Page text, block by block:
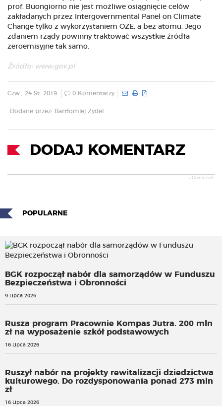
prof. Buongiorno nie jest możliwe osiągnięcie celów
zakładanych przez Intergovernmental Panel on Climate
Change tylko z wykorzystaniem OZE, a bez atomu. Jego
zdaniem rządy powinny traktować wszystkie źródła
zeroemisyjne tak samo.
Źródło: www.gov.pl
Czw., 24 St. 2019 0 Komentarzy
Dodane przez: Bartłomiej Zydel
DODAJ KOMENTARZ
JComments
POPULARNE
BGK rozpoczął nabór dla samorządów w Funduszu
Bezpieczeństwa i Obronności
9 Lipca 2026
Rusza program Pracownie Kompas Jutra. 200 mln
zł na wyposażenie szkół podstawowych
16 Lipca 2026
Ruszył nabór na projekty rewitalizacji dziedzictwa
kulturowego. Do rozdysponowania ponad 273 mln
zł
16 Lipca 2026